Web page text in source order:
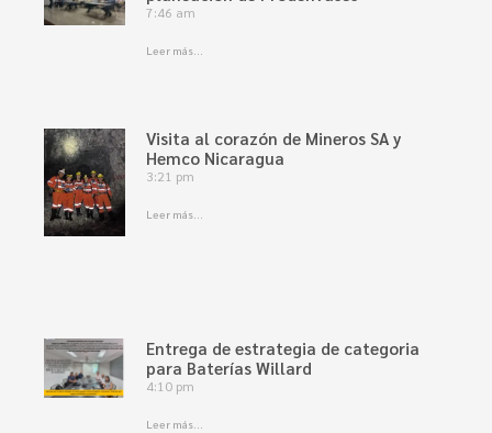
7:46 am
Leer más...
Visita al corazón de Mineros SA y
Hemco Nicaragua
3:21 pm
Leer más...
Entrega de estrategia de categoria
para Baterías Willard
4:10 pm
Leer más...